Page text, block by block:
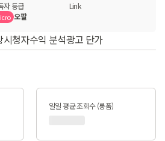
자 등급
오팔
Link
시청자수익 분석광고 단가
일일 평균 조회수 (롱폼)